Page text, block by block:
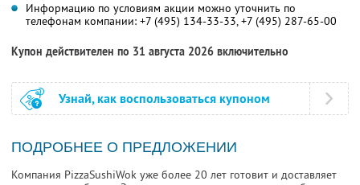
Информацию по условиям акции можно уточнить по
телефонам компании: +7 (495) 134-33-33, +7 (495) 287-65-00
Купон действителен по 31 августа 2026 включительно
Узнай, как воспользоваться купоном
ПОДРОБНЕЕ О ПРЕДЛОЖЕНИИ
Компания PizzaSushiWok уже более 20 лет готовит и доставляет